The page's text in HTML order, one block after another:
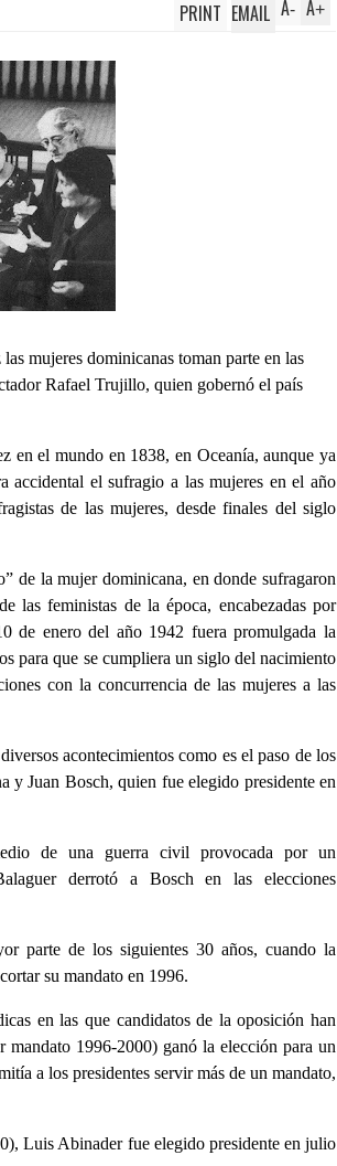
A+
A-
PRINT EMAIL
mujeres dominicanas toman parte en las
Rafael Trujillo, quien gobernó el país
en el mundo en 1838, en Oceanía, aunque ya
accidental el sufragio a las mujeres en el año
de las mujeres, desde finales del siglo
de la mujer dominicana, en donde sufragaron
las feministas de la época, encabezadas por
de enero del año 1942 fuera promulgada la
para que se cumpliera un siglo del nacimiento
con la concurrencia de las mujeres a las
acontecimientos como es el paso de los
Juan Bosch, quien fue elegido presidente en
de una guerra civil provocada por un
derrotó a Bosch en las elecciones
parte de los siguientes 30 años, cuando la
su mandato en 1996.
en las que candidatos de la oposición han
mandato 1996-2000) ganó la elección para un
a los presidentes servir más de un mandato,
Luis Abinader fue elegido presidente en julio